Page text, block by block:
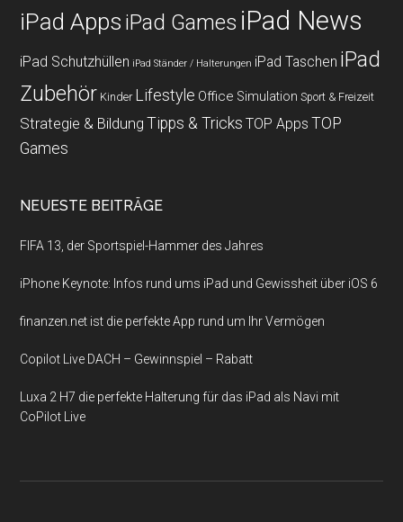
iPad Apps iPad Games iPad News
iPad Schutzhüllen iPad Ständer / Halterungen iPad Taschen iPad
Zubehör Kinder Lifestyle Office Simulation Sport & Freizeit
Strategie & Bildung Tipps & Tricks TOP Apps TOP
Games
NEUESTE BEITRÄGE
FIFA 13, der Sportspiel-Hammer des Jahres
iPhone Keynote: Infos rund ums iPad und Gewissheit über iOS 6
finanzen.net ist die perfekte App rund um Ihr Vermögen
Copilot Live DACH – Gewinnspiel – Rabatt
Luxa 2 H7 die perfekte Halterung für das iPad als Navi mit
CoPilot Live